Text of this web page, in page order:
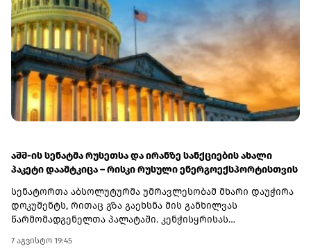
აშშ-ის სენატმა რუსეთსა და ირანზე სანქციების ახალი
პაკეტი დაამტკიცა – რისკი რუსული ენერგოექსპორტისთვის
სენატორთა აბსოლუტურმა უმრავლესობამ მხარი დაუჭირა
დოკუმენტს, რითაც გზა გაეხსნა მის განხილვას
წარმომადგენელთა პალატაში. კენჭისყრისას
წინააღმდეგ კანონპროექტზე, სახელწოდებით „ლინდსი ო.
7 აგვისტო 19:45